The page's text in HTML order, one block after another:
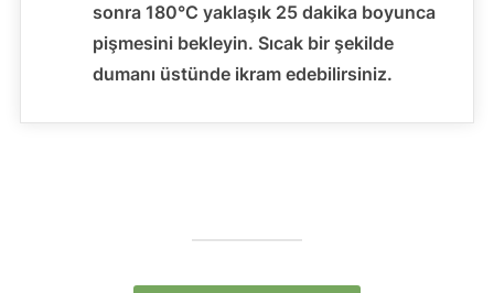
sonra 180°C yaklaşık 25 dakika boyunca
pişmesini bekleyin. Sıcak bir şekilde
dumanı üstünde ikram edebilirsiniz.